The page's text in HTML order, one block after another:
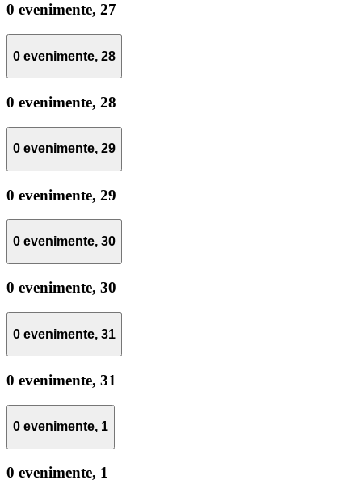
0 evenimente, 27
0 evenimente, 28
0 evenimente, 28
0 evenimente, 29
0 evenimente, 29
0 evenimente, 30
0 evenimente, 30
0 evenimente, 31
0 evenimente, 31
0 evenimente, 1
0 evenimente, 1